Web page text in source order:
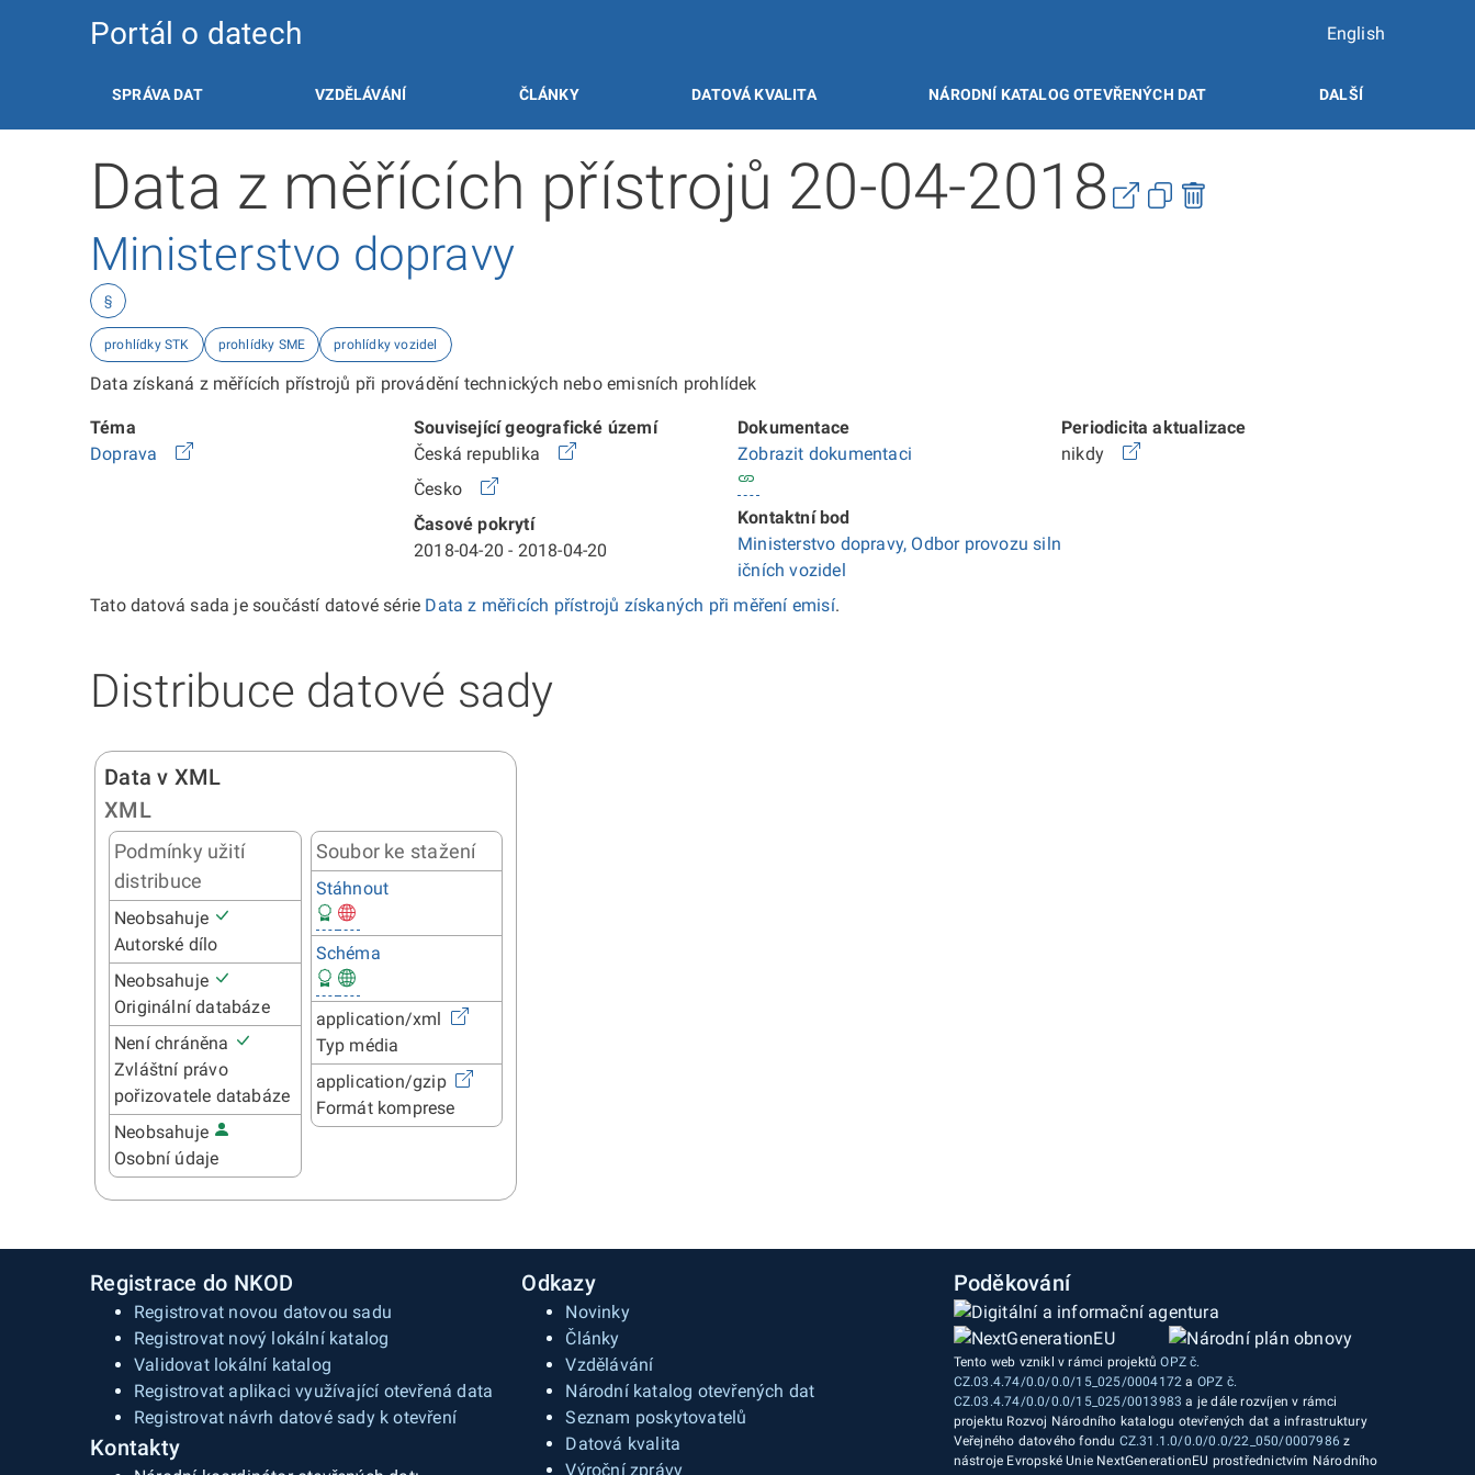
Portál o datech English
SPRÁVA DAT VZDĚLÁVÁNÍ ČLÁNKY DATOVÁ KVALITA NÁRODNÍ KATALOG OTEVŘENÝCH DAT DALŠÍ
Data z měřících přístrojů 20-04-2018
Ministerstvo dopravy
§
prohlídky STK prohlídky SME prohlídky vozidel
Data získaná z měřících přístrojů při provádění technických nebo emisních prohlídek
Téma
Doprava
Související geografické území
Česká republika
Česko
Časové pokrytí
2018-04-20 - 2018-04-20
Dokumentace
Zobrazit dokumentaci
Kontaktní bod
Ministerstvo dopravy, Odbor provozu siln
ičních vozidel
Periodicita aktualizace
nikdy
Tato datová sada je součástí datové série Data z měřicích přístrojů získaných při měření emisí.
Distribuce datové sady
Data v XML
XML
Podmínky užití
distribuce
Neobsahuje
Autorské dílo
Neobsahuje
Originální databáze
Není chráněna
Zvláštní právo
pořizovatele databáze
Neobsahuje
Osobní údaje
Soubor ke stažení
Stáhnout
Schéma
application/xml
Typ média
application/gzip
Formát komprese
Registrace do NKOD
Registrovat novou datovou sadu
Registrovat nový lokální katalog
Validovat lokální katalog
Registrovat aplikaci využívající otevřená data
Registrovat návrh datové sady k otevření
Kontakty
Odkazy
Novinky
Články
Vzdělávání
Národní katalog otevřených dat
Seznam poskytovatelů
Datová kvalita
Výroční zprávy
Poděkování
Tento web vznikl v rámci projektůOPZ č.
CZ.03.4.74/0.0/0.0/15_025/0004172 a OPZ č.
CZ.03.4.74/0.0/0.0/15_025/0013983 a je dále rozvíjen v rámci
projektu Rozvoj Národního katalogu otevřených dat a infrastruktury
Veřejného datového fondu CZ.31.1.0/0.0/0.0/22_050/0007986 z
nástroje Evropské Unie NextGenerationEU prostřednictvím Národního